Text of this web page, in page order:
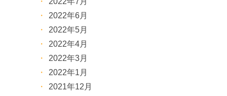
2022年6月
2022年5月
2022年4月
2022年3月
2022年1月
2021年12月